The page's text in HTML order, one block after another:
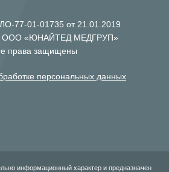
77-01-01735 от 21.01.2019
ООО «ЮНАЙТЕД МЕДГРУП»
права защищены
персональных данных
информационный характер и предназначен